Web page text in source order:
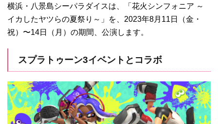
横浜・八景島シーパラダイスは、「花火シンフォニア ～
イカしたヤツらの夏祭り～」を、2023年8月11日（金・
祝）〜14日（月）の期間、公演します。
スプラトゥーン3イベントとコラボ